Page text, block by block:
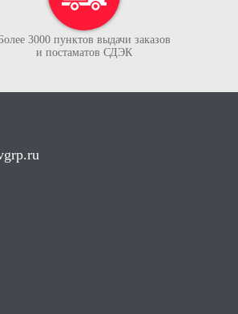
3000 пунктов выдачи заказов
и постаматов СДЭК